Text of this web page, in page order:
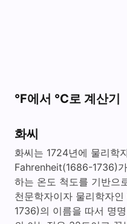
°F에서 °C로 계산기
화씨
화씨는 1724년에 물리학
Fahrenheit(1686-1736)
하는 온도 척도를 기반으
천문학자이자 물리학자
1736)의 이름을 따서 명